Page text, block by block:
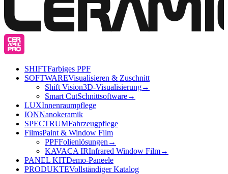
SHIFTFarbiges PPF
SOFTWAREVisualisieren & Zuschnitt
Shift Vision3D-Visualisierung→
Smart CutSchnittsoftware→
LUXInnenraumpflege
IONNanokeramik
SPECTRUMFahrzeugpflege
FilmsPaint & Window Film
PPFFolienlösungen →
KAVACA IRInfrared Window Film→
PANEL KITDemo-Paneele
PRODUKTEVollständiger Katalog